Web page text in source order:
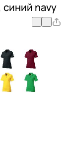
синий navy